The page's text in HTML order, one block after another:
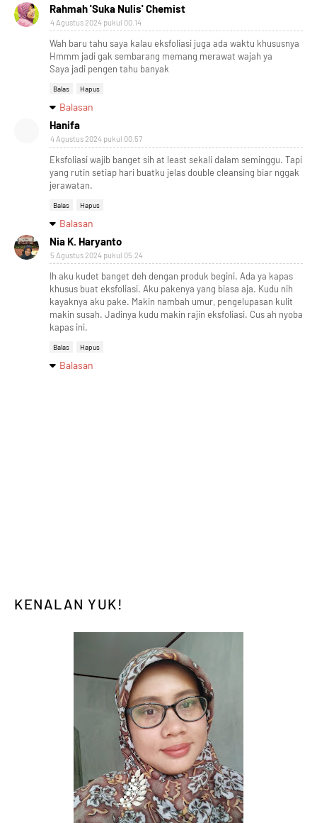
Rahmah 'Suka Nulis' Chemist
4 Agustus 2024 pukul 00.14
Wah baru tahu saya kalau eksfoliasi juga ada waktu khususnya
Hmmm jadi gak sembarang memang merawat wajah ya
Saya jadi pengen tahu banyak
Balas Hapus
Balasan
Hanifa
4 Agustus 2024 pukul 00.57
Eksfoliasi wajib banget sih at least sekali dalam seminggu. Tapi
yang rutin setiap hari buatku jelas double cleansing biar nggak
jerawatan.
Balas Hapus
Balasan
Nia K. Haryanto
5 Agustus 2024 pukul 05.24
Ih aku kudet banget deh dengan produk begini. Ada ya kapas
khusus buat eksfoliasi. Aku pakenya yang biasa aja. Kudu nih
kayaknya aku pake. Makin nambah umur, pengelupasan kulit
makin susah. Jadinya kudu makin rajin eksfoliasi. Cus ah nyoba
kapas ini.
Balas Hapus
Balasan
KENALAN YUK!